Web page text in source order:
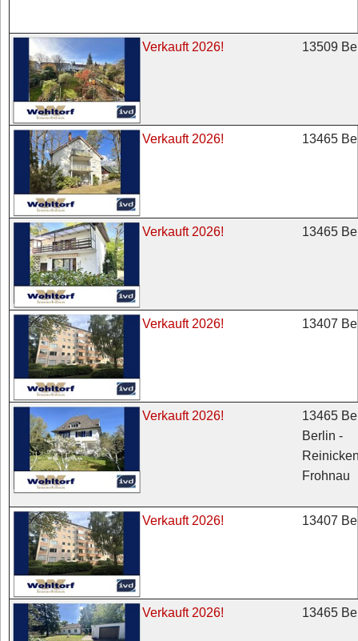
Verkauft 2026! 13509
Verkauft 2026! 13465
Verkauft 2026! 13465
Verkauft 2026! 13407
Verkauft 2026!
13465
Berlin -
Frohnau
Verkauft 2026! 13407
Verkauft 2026! 13465